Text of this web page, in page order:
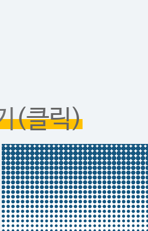
(클릭)